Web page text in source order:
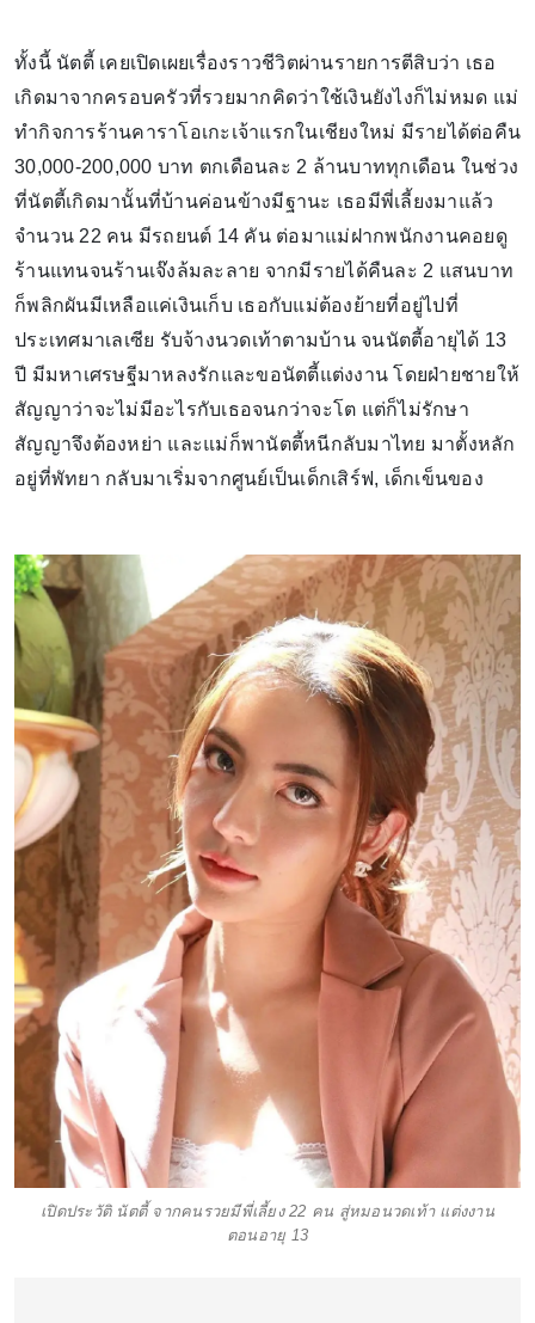
ทั้งนี้ นัตตี้ เคยเปิดเผยเรื่องราวชีวิตผ่านรายการตีสิบว่า เธอ
เกิดมาจากครอบครัวที่รวยมากคิดว่าใช้เงินยังไงก็ไม่หมด แม่
ทำกิจการร้านคาราโอเกะเจ้าแรกในเชียงใหม่ มีรายได้ต่อคืน
30,000-200,000 บาท ตกเดือนละ 2 ล้านบาททุกเดือน ในช่วง
ที่นัตตี้เกิดมานั้นที่บ้านค่อนข้างมีฐานะ เธอมีพี่เลี้ยงมาแล้ว
จำนวน 22 คน มีรถยนต์ 14 คัน ต่อมาแม่ฝากพนักงานคอยดู
ร้านแทนจนร้านเจ๊งล้มละลาย จากมีรายได้คืนละ 2 แสนบาท
ก็พลิกผันมีเหลือแค่เงินเก็บ เธอกับแม่ต้องย้ายที่อยู่ไปที่
ประเทศมาเลเซีย รับจ้างนวดเท้าตามบ้าน จนนัตตี้อายุได้ 13
ปี มีมหาเศรษฐีมาหลงรักและขอนัตตี้แต่งงาน โดยฝ่ายชายให้
สัญญาว่าจะไม่มีอะไรกับเธอจนกว่าจะโต แต่ก็ไม่รักษา
สัญญาจึงต้องหย่า และแม่ก็พานัตตี้หนีกลับมาไทย มาตั้งหลัก
อยู่ที่พัทยา กลับมาเริ่มจากศูนย์เป็นเด็กเสิร์ฟ, เด็กเข็นของ
เปิดประวัติ นัตตี้ จากคนรวยมีพี่เลี้ยง 22 คน สู่หมอนวดเท้า แต่งงาน
ตอนอายุ 13